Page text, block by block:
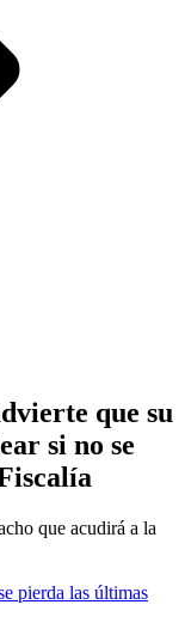
que su
si no se
que acudirá a la
pierda las últimas